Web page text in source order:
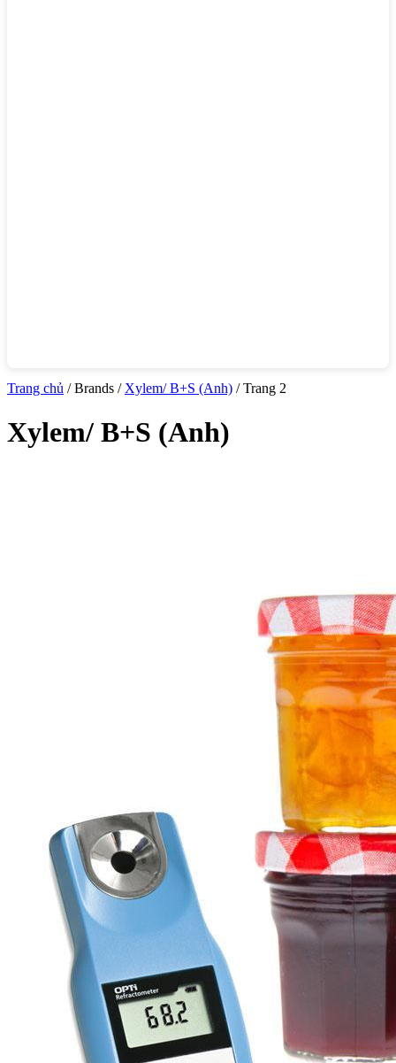
Trang chủ / Brands / Xylem/ B+S (Anh) / Trang 2
Xylem/ B+S (Anh)